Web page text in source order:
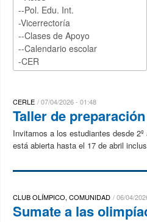
CERLE 07/04/2026 - 01:48
Taller de
Invitamos a los estudiantes desde
está abierta hasta el 17 de abril
CLUB OLÍMPICO, COMUNIDAD 06/04/
Sumate a las